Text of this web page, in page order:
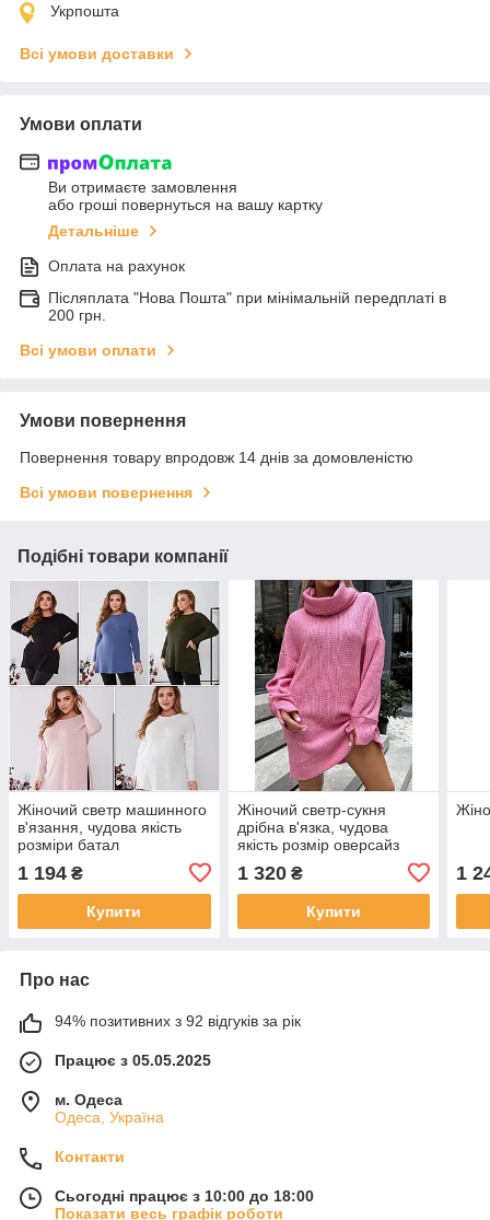
Укрпошта
Всі умови доставки
Умови оплати
Ви отримаєте замовлення
або гроші повернуться на вашу картку
Детальніше
Оплата на рахунок
Післяплата "Нова Пошта" при мінімальній передплаті в
200 грн.
Всі умови оплати
Умови повернення
Повернення товару впродовж 14 днів за домовленістю
Всі умови повернення
Подібні товари компанії
Жіночий светр машинного
в'язання, чудова якість
розміри батал
1 194 ₴
Купити
Жіночий светр-сукня
дрібна в'язка, чудова
якість розмір оверсайз
1 320₴
Купити
1
Про нас
94% позитивних з 92 відгуків за рік
Працює з 05.05.2025
м. Одеса
Одеса, Україна
Контакти
Сьогодні працює з 10:00 до 18:00
Показати весь графік роботи